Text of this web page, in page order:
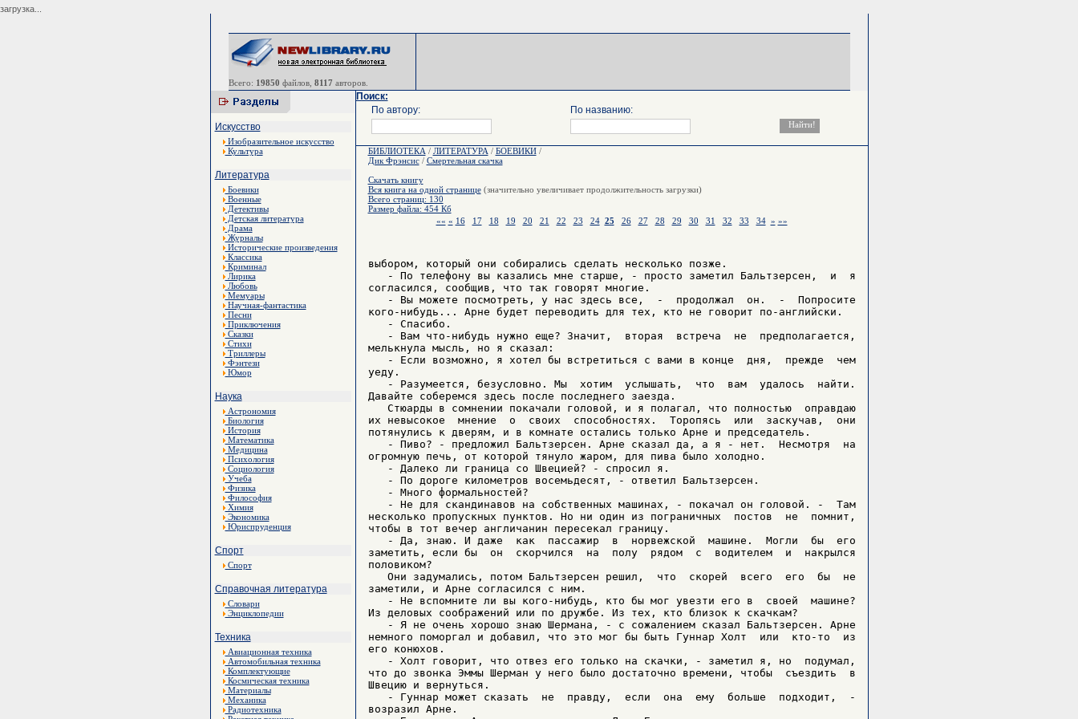
загрузка...
Всего: 19850 файлов, 8117 авторов.
Искусство
Изобразительное искусство
Культура
Литература
Боевики
Военные
Детективы
Детская литература
Драма
Журналы
Исторические произведения
Классика
Криминал
Лирика
Любовь
Мемуары
Научная-фантастика
Песни
Приключения
Сказки
Стихи
Триллеры
Фэнтези
Юмор
Наука
Астрономия
Биология
История
Математика
Медицина
Психология
Социология
Учеба
Физика
Философия
Химия
Экономика
Юриспруденция
Спорт
Спорт
Справочная литература
Словари
Энциклопедии
Техника
Авиационная техника
Автомобильная техника
Комплектующие
Космическая техника
Материалы
Механика
Радиотехника
Поиск:
По автору:
По названию:
БИБЛИОТЕКА / ЛИТЕРАТУРА / БОЕВИКИ/
Дик Фрэнсис/ Смертельная скачка
Скачать книгу
Вся книга на одной странице(значительно увеличивает продолжительность загрузки)
Всего страниц: 130
Размер файла: 454 Кб
«« « 16 17 18 19 20 21 22 23 24 25 26 27 28 29 30 31 32 33 34 » »»
выбором, который они собирались сделать несколько позже.
   - По телефону вы казались мне старше, - просто заметил Бальтзерсен,  и  я
согласился, сообщив, что так говорят многие.
   - Вы можете посмотреть, у нас здесь все,  -  продолжал  он.  -  Попросите
кого-нибудь... Арне будет переводить для тех, кто не говорит по-английски.
   - Спасибо.
   - Вам что-нибудь нужно еще? Значит,  вторая  встреча  не  предполагается,
мелькнула мысль, но я сказал:
   - Если возможно, я хотел бы встретиться с вами в конце  дня,  прежде  чем
уеду.
   - Разумеется, безусловно. Мы  хотим  услышать,  что  вам  удалось  найти.
Давайте соберемся здесь после последнего заезда.
   Стюарды в сомнении покачали головой, и я полагал, что полностью  оправдаю
их невысокое  мнение  о  своих  способностях.  Торопясь  или  заскучав,  они
потянулись к дверям, и в комнате остались только Арне и председатель.
   - Пиво? - предложил Бальтзерсен. Арне сказал да, а я - нет.  Несмотря  на
огромную печь, от которой тянуло жаром, для пива было холодно.
   - Далеко ли граница со Швецией? - спросил я.
   - По дороге километров восемьдесят, - ответил Бальтзерсен.
   - Много формальностей?
   - Не для скандинавов на собственных машинах, - покачал он головой. -  Там
несколько пропускных пунктов. Но ни один из пограничных  постов  не  помнит,
чтобы в тот вечер англичанин пересекал границу.
   - Да, знаю. И даже  как  пассажир  в  норвежской  машине.  Могли  бы  его
заметить, если бы  он  скорчился  на  полу  рядом  с  водителем  и  накрылся
половиком?
   Они задумались, потом Бальтзерсен решил,  что  скорей  всего  его  бы  не
заметили, и Арне согласился с ним.
   - Не вспомните ли вы кого-нибудь, кто бы мог увезти его в  своей  машине?
Из деловых соображений или по дружбе. Из тех, кто близок к скачкам?
   - Я не очень хорошо знаю Шермана, - с сожалением сказал Бальтзерсен. Арне
немного поморгал и добавил, что это мог бы быть Гуннар Холт  или  кто-то  из
его конюхов.
   - Холт говорит, что отвез его только на скачки, - заметил я, но  подумал,
что до звонка Эммы Шерман у него было достаточно времени, чтобы  съездить  в
Швецию и вернуться.
   - Гуннар может сказать  не  правду,  если  она  ему  больше  подходит,  -
возразил Арне.